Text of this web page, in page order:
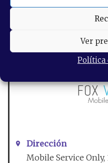
Ver
Política
Fox Valley
Dirección
Mobile Service Only,